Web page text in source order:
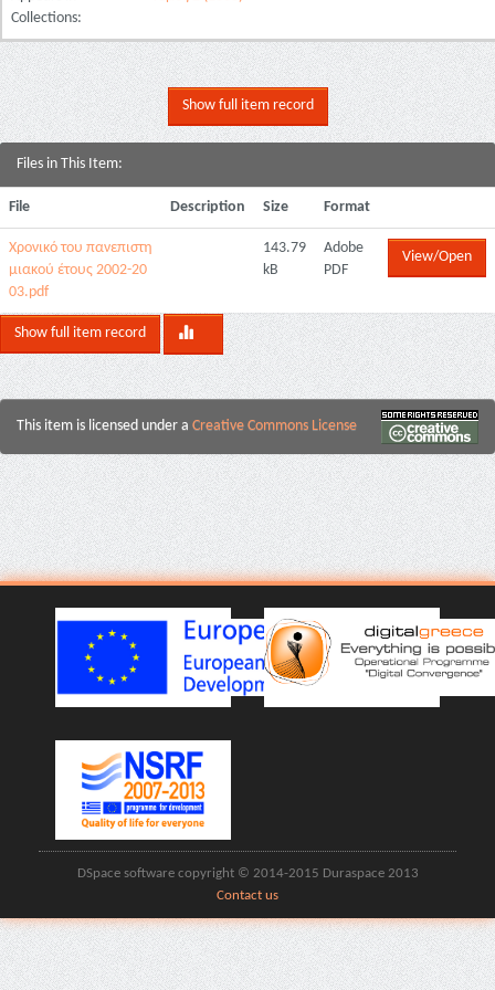
Collections:
Show full item record
Files in This Item:
File Description Size Format
Χρονικό του πανεπιστη
μιακού έτους 2002-20
03.pdf
143.79
kB
Adobe
PDF
View/Open
Show full item record
This item is licensed under a Creative Commons License
DSpace software copyright © 2014-2015 Duraspace 2013
Contact us